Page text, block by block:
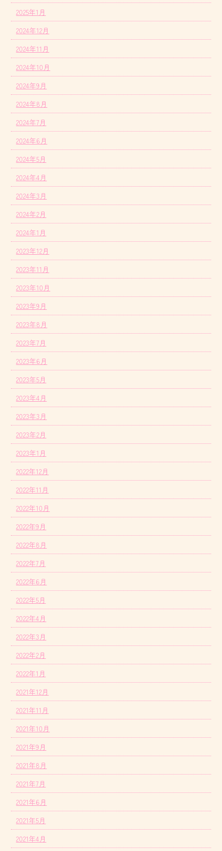
2025年1月
2024年12月
2024年11月
2024年10月
2024年9月
2024年8月
2024年7月
2024年6月
2024年5月
2024年4月
2024年3月
2024年2月
2024年1月
2023年12月
2023年11月
2023年10月
2023年9月
2023年8月
2023年7月
2023年6月
2023年5月
2023年4月
2023年3月
2023年2月
2023年1月
2022年12月
2022年11月
2022年10月
2022年9月
2022年8月
2022年7月
2022年6月
2022年5月
2022年4月
2022年3月
2022年2月
2022年1月
2021年12月
2021年11月
2021年10月
2021年9月
2021年8月
2021年7月
2021年6月
2021年5月
2021年4月